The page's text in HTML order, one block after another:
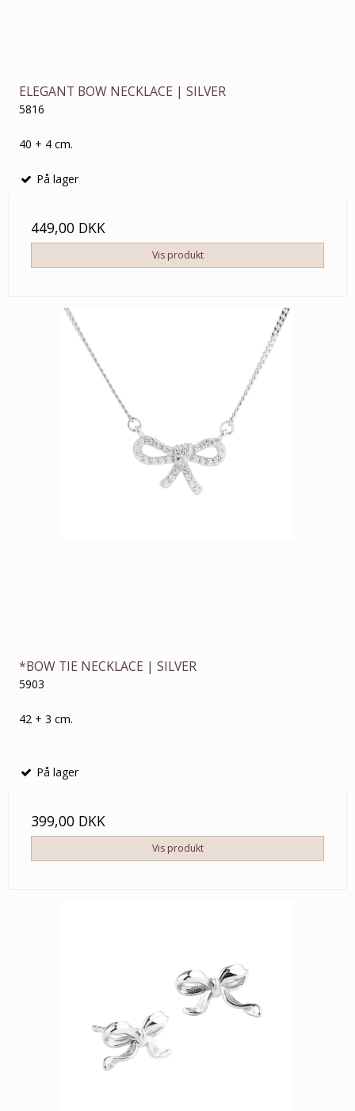
ELEGANT BOW NECKLACE | SILVER
5816
40 + 4 cm.
På lager
449,00 DKK
Vis produkt
*BOW TIE NECKLACE | SILVER
5903
42 + 3 cm.
På lager
399,00 DKK
Vis produkt